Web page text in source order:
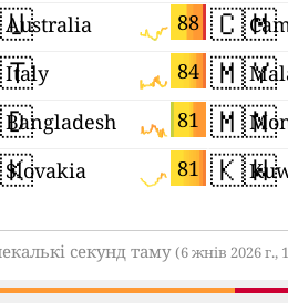
88
Australia
84
Italy
81
Bangladesh
81
Slovakia
🇨🇲
🇲🇾
🇲🇳
🇰🇼
секунд таму(6 жнів 2026 г.,